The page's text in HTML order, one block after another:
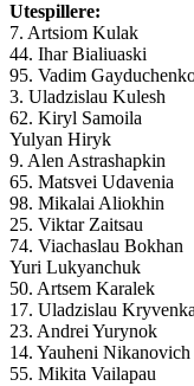
Utespillere:
7. Artsiom Kulak
44. Ihar Bialiuaski
95. Vadim
3. Uladzislau Kulesh
62. Kiryl Samoila
Yulyan Hiryk
9. Alen Astrashapkin
65. Matsvei Udavenia
98. Mikalai Aliokhin
25. Viktar Zaitsau
74. Viachaslau Bokhan
Yuri Lukyanchuk
50. Artsem Karalek
17. Uladzislau Kryvenka
23. Andrei Yurynok
14. Yauheni Nikanovich
55. Mikita Vailapau